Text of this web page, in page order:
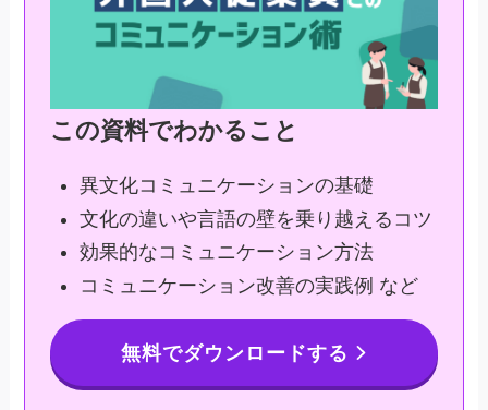
この資料でわかること
異文化コミュニケーションの基礎
文化の違いや言語の壁を乗り越えるコツ
効果的なコミュニケーション方法
コミュニケーション改善の実践例 など
無料でダウンロードする